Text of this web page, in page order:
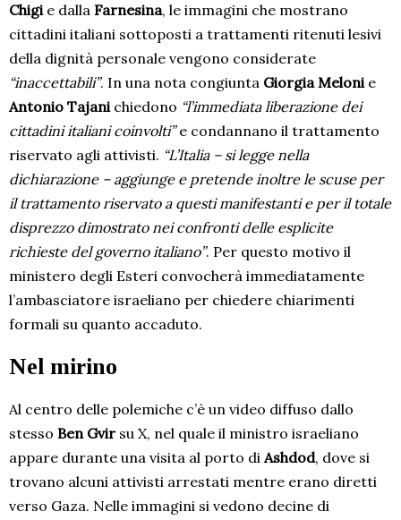
Chigie dalla Farnesina, le immagini che mostrano
cittadini italiani sottoposti a trattamenti ritenuti lesivi
della dignità personale vengono considerate
“inaccettabili”. In una nota congiunta Giorgia Melonie
Antonio Tajanichiedono “l’immediata liberazione dei
cittadini italiani coinvolti”e condannano il trattamento
riservato agli attivisti. “L’Italia – si legge nella
dichiarazione – aggiunge e pretende inoltre le scuse per
il trattamento riservato a questi manifestanti e per il totale
disprezzo dimostrato nei confronti delle esplicite
richieste del governo italiano”. Per questo motivo il
ministero degli Esteri convocherà immediatamente
l’ambasciatore israeliano per chiedere chiarimenti
formali su quanto accaduto.
Nel mirino
Al centro delle polemiche c’è un video diffuso dallo
stesso Ben Gvir su X, nel quale il ministro israeliano
appare durante una visita al porto diAshdod, dove si
trovano alcuni attivisti arrestati mentre erano diretti
verso Gaza. Nelle immagini si vedono decine di